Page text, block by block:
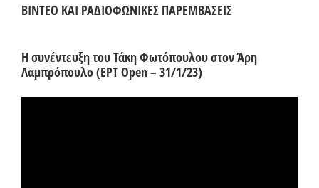
ΒΙΝΤΕΟ ΚΑΙ ΡΑΔΙΟΦΩΝΙΚΕΣ ΠΑΡΕΜΒΑΣΕΙΣ
Η συνέντευξη του Τάκη Φωτόπουλου στον Άρη
Λαμπρόπουλο (ΕΡΤ Open – 31/1/23)